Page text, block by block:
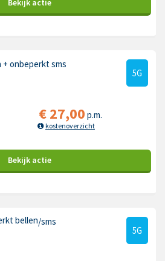
Bekijk actie
+ onbeperkt sms
5G
€27,00 p.m.
kostenoverzicht
Bekijk actie
bellen/sms
5G